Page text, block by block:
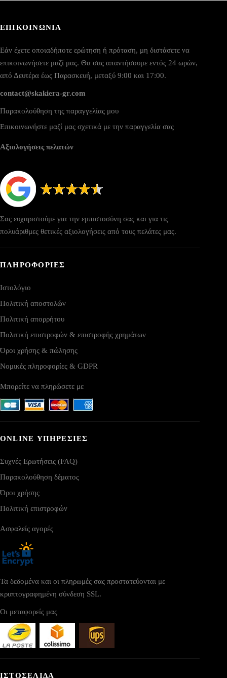
ΕΠΙΚΟΙΝΩΝΙΑ
Εάν έχετε οποιαδήποτε ερώτηση ή πρόταση, μη διστάσετε να
επικοινωνήσετε μαζί μας. Θα σας απαντήσουμε εντός 24 ωρών,
από Δευτέρα έως Παρασκευή, μεταξύ 9:00 και 17:00.
contact@skakiera-gr.com
Παρακολούθηση της παραγγελίας μου
Επικοινωνήστε μαζί μας σχετικά με την παραγγελία σας
Αξιολογήσεις πελατών
Σας ευχαριστούμε για την εμπιστοσύνη σας και για τις
πολυάριθμες θετικές αξιολογήσεις από τους πελάτες μας.
ΠΛΗΡΟΦΟΡΙΕΣ
Ιστολόγιο
Πολιτική αποστολών
Πολιτική απορρήτου
Πολιτική επιστροφών & επιστροφής χρημάτων
Όροι χρήσης & πώλησης
Νομικές πληροφορίες & GDPR
Μπορείτε να πληρώσετε με
ONLINE ΥΠΗΡΕΣΙΕΣ
Συχνές Ερωτήσεις (FAQ)
Παρακολούθηση δέματος
Όροι χρήσης
Πολιτική επιστροφών
Ασφαλείς αγορές
Τα δεδομένα και οι πληρωμές σας προστατεύονται με
κρυπτογραφημένη σύνδεση SSL.
Οι μεταφορείς μας
ΙΣΤΟΣΕΛΙΔΑ